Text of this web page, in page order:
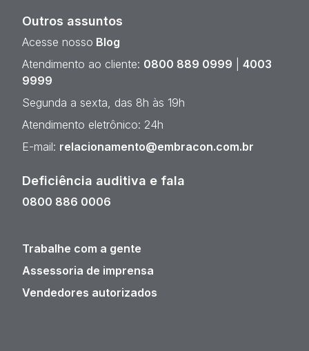
Outros assuntos
Acesse nosso Blog
Atendimento ao cliente: 0800 889 0999
4003
9999
Segunda a sexta, das 8h às 19h
Atendimento eletrônico: 24h
E-mail: relacionamento@embracon.com.br
Deficiência auditiva e fala
0800 886 0006
Trabalhe com a gente
Assessoria de imprensa
Vendedores autorizados